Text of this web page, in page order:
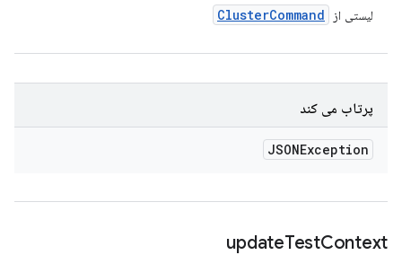
لیستی از ClusterCommand
پرتاب می کند
JSONException
updateTestContext